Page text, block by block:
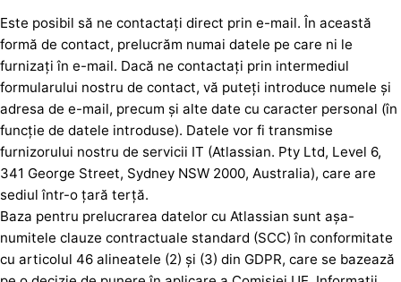
Este posibil să ne contactați direct prin e-mail. În această
formă de contact, prelucrăm numai datele pe care ni le
furnizați în e-mail. Dacă ne contactați prin intermediul
formularului nostru de contact, vă puteți introduce numele și
adresa de e-mail, precum și alte date cu caracter personal (în
funcție de datele introduse). Datele vor fi transmise
furnizorului nostru de servicii IT (Atlassian. Pty Ltd, Level 6,
341 George Street, Sydney NSW 2000, Australia), care are
sediul într-o țară terță.
Baza pentru prelucrarea datelor cu Atlassian sunt așa-
numitele clauze contractuale standard (SCC) în conformitate
cu articolul 46 alineatele (2) și (3) din GDPR, care se bazează